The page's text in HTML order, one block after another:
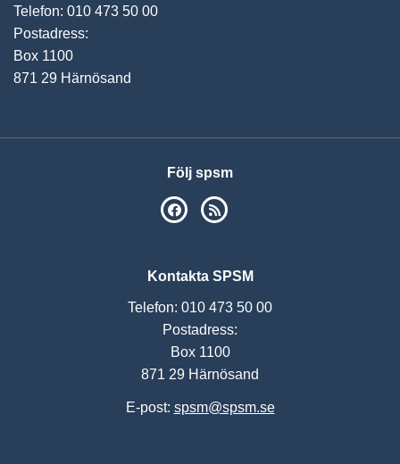
Telefon: 010 473 50 00
Postadress:
Box 1100
871 29 Härnösand
Följ spsm
SPSM på Facebook
Kontakta SPSM
Telefon: 010 473 50 00
Postadress:
Box 1100
871 29 Härnösand
E-post: spsm@spsm.se